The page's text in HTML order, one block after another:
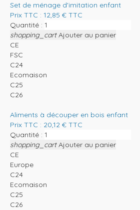
Set de ménage d'imitation enfant
Prix TTC : 12,85 € TTC
Quantité :
shopping_cart Ajouter au panier
CE
FSC
C24
Ecomaison
C25
C26
Aliments à découper en bois enfant
Prix TTC : 20,12 € TTC
Quantité :
shopping_cart Ajouter au panier
CE
Europe
C24
Ecomaison
C25
C26